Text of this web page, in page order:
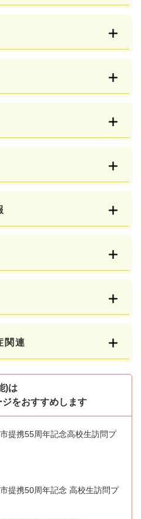
関連
)は
ジをおすすめします
提携55周年記念高校生訪問プ
提携50周年記念 高校生訪問プ